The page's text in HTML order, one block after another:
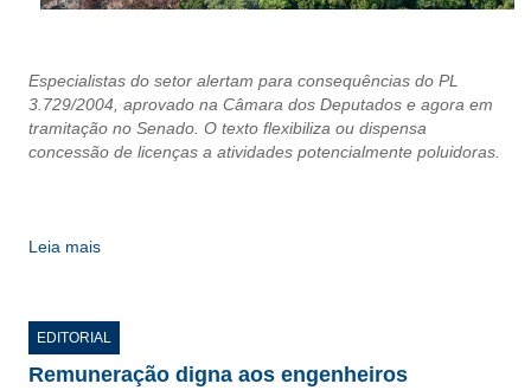
NOTÍCIAS
CONTEÚDO ESPECIAL
NOTÍCIAS NO WHATSAPP
FOTOS
Especialistas do setor alertam para consequências do PL
3.729/2004, aprovado na Câmara dos Deputados e agora em
tramitação no Senado. O texto flexibiliza ou dispensa
concessão de licenças a atividades potencialmente poluidoras.
Leia mais
EDITORIAL
Remuneração digna aos engenheiros